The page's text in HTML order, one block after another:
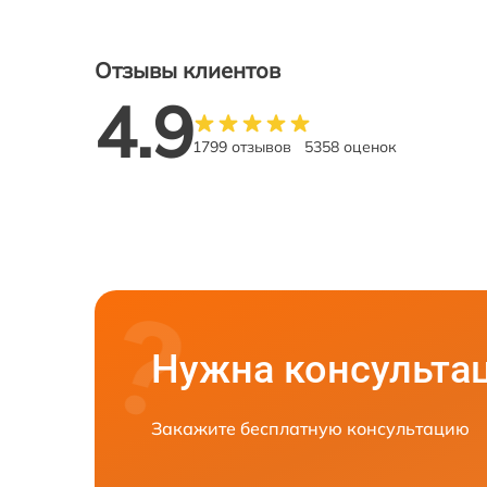
Отзывы клиентов
4.91799 отзывов 5358 оценок
Нужна
Закажите бесплатную консультацию